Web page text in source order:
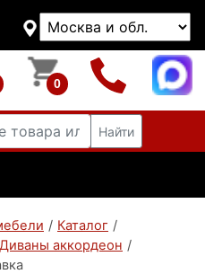
0
Найти
/ Каталог /
Диваны аккордеон /